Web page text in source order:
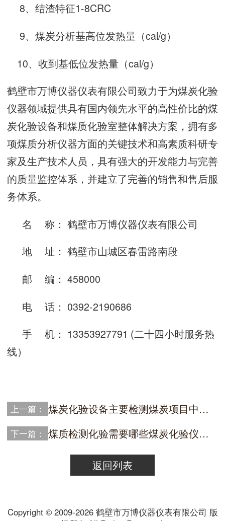
8、结渣特征1-8CRC
9、煤炭分析基高位发热量（cal/g）
10、收到基低位发热量（cal/g）
鹤壁市万博仪器仪表有限公司致力于为煤炭化验
仪器领域提供具有国内领先水平的高性价比的煤
炭化验设备和煤质化验室整体解决方案，拥有多
项煤质分析仪器方面的关键技术和高素质科研专
家及生产技术人员，具有强大的开发能力与完善
的质量监控体系，并建立了完善的销售和售后服
务体系。
名 称： 鹤壁市万博仪器仪表有限公司
地 址： 鹤壁市山城区春雷路南段
邮 编： 458000
电 话： 0392-2190686
手 机： 13353927791 (二十四小时服务热
线）
上一篇： 煤炭化验设备主要检测煤炭项目中的哪些成分？
下一篇： 煤质检测化验需要哪些煤炭化验仪器设备？
返回列表
Copyright © 2009-2026 鹤壁市万博仪器仪表有限公司 版